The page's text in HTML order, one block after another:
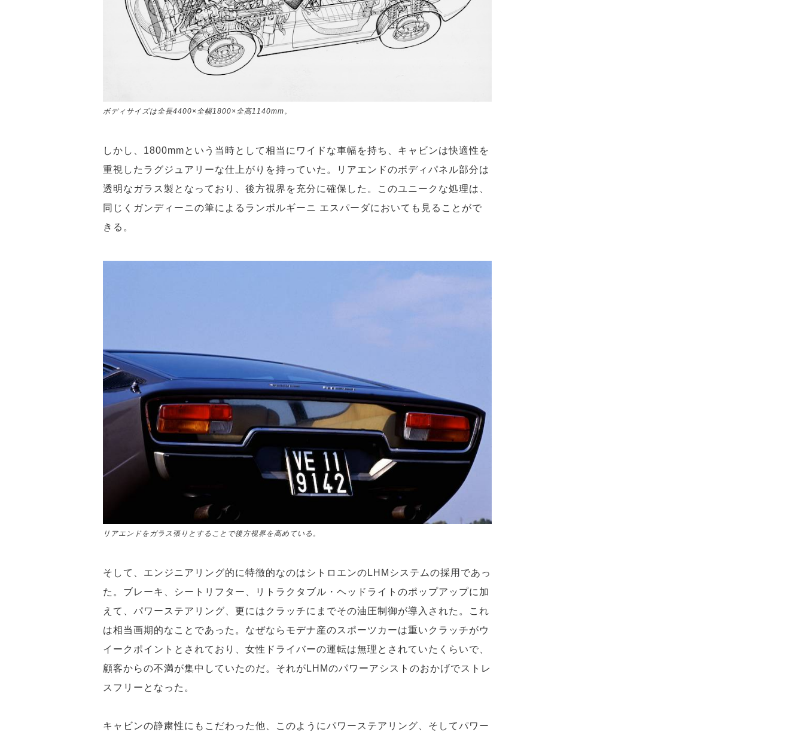
ボディサイズは全長4400×全幅1800×全高1140mm。
しかし、1800mmという当時として相当にワイドな車幅を持ち、キャビンは快適性を
重視したラグジュアリーな仕上がりを持っていた。リアエンドのボディパネル部分は
透明なガラス製となっており、後方視界を充分に確保した。このユニークな処理は、
同じくガンディーニの筆によるランボルギーニ エスパーダにおいても見ることがで
きる。
リアエンドをガラス張りとすることで後方視界を高めている。
そして、エンジニアリング的に特徴的なのはシトロエンのLHMシステムの採用であっ
た。ブレーキ、シートリフター、リトラクタブル・ヘッドライトのポップアップに加
えて、パワーステアリング、更にはクラッチにまでその油圧制御が導入された。これ
は相当画期的なことであった。なぜならモデナ産のスポーツカーは重いクラッチがウ
イークポイントとされており、女性ドライバーの運転は無理とされていたくらいで、
顧客からの不満が集中していたのだ。それがLHMのパワーアシストのおかげでストレ
スフリーとなった。
キャビンの静粛性にもこだわった他、このようにパワーステアリング、そしてパワー